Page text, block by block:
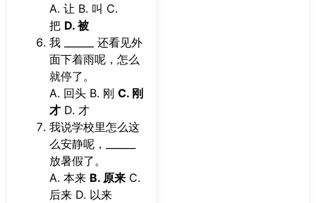
A. 让 B. 叫 C.
把 D. 被
我 ______ 还看见外
面下着雨呢，怎么
就停了。
A. 回头 B. 刚 C. 刚
才 D. 才
我说学校里怎么这
么安静呢，______
放暑假了。
A. 本来 B. 原来 C.
后来 D. 以来